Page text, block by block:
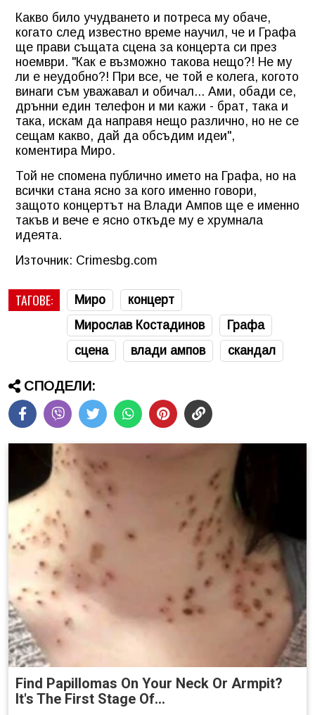
Какво било учудването и потреса му обаче,
когато след известно време научил, че и Графа
ще прави същата сцена за концерта си през
ноември. "Как е възможно такова нещо?! Не му
ли е неудобно?! При все, че той е колега, когото
винаги съм уважавал и обичал... Ами, обади се,
дрънни един телефон и ми кажи - брат, така и
така, искам да направя нещо различно, но не се
сещам какво, дай да обсъдим идеи",
коментира Миро.
Той не спомена публично името на Графа, но на
всички стана ясно за кого именно говори,
защото концертът на Влади Ампов ще е именно
такъв и вече е ясно откъде му е хрумнала
идеята.
Източник: Crimesbg.com
ТАГОВЕ: Миро
концерт
Мирослав Костадинов
Графа
сцена
влади ампов скандал
СПОДЕЛИ:
Find Papillomas On Your Neck Or Armpit?
It's The First Stage Of...